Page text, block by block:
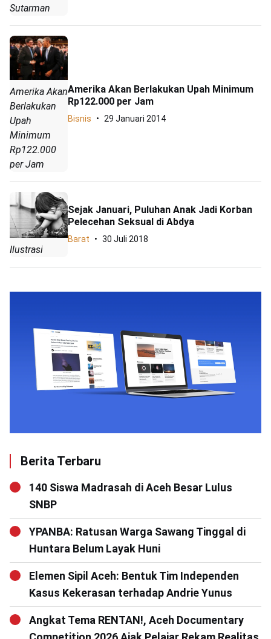
Sutarman
Amerika Akan
Berlakukan
Upah
Minimum
Rp122.000
per Jam
Amerika Akan Berlakukan Upah Minimum
Rp122.000 per Jam
Bisnis 29 Januari 2014
Ilustrasi
Sejak Januari, Puluhan Anak Jadi Korban
Pelecehan Seksual di Abdya
Barat 30 Juli 2018
Berita Terbaru
140 Siswa Madrasah di Aceh Besar Lulus
SNBP
YPANBA: Ratusan Warga Sawang Tinggal di
Huntara Belum Layak Huni
Elemen Sipil Aceh: Bentuk Tim Independen
Kasus Kekerasan terhadap Andrie Yunus
Angkat Tema RENTAN!, Aceh Documentary